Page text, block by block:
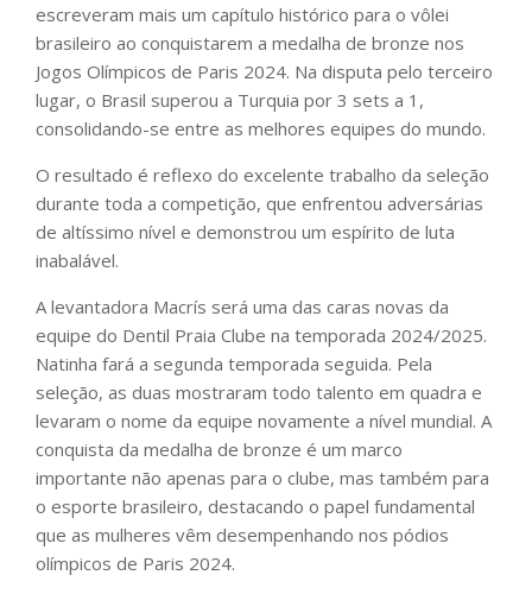
escreveram mais um capítulo histórico para o vôlei
brasileiro ao conquistarem a medalha de bronze nos
Jogos Olímpicos de Paris 2024. Na disputa pelo terceiro
lugar, o Brasil superou a Turquia por 3 sets a 1,
consolidando-se entre as melhores equipes do mundo.
O resultado é reflexo do excelente trabalho da seleção
durante toda a competição, que enfrentou adversárias
de altíssimo nível e demonstrou um espírito de luta
inabalável.
A levantadora Macrís será uma das caras novas da
equipe do Dentil Praia Clube na temporada 2024/2025.
Natinha fará a segunda temporada seguida. Pela
seleção, as duas mostraram todo talento em quadra e
levaram o nome da equipe novamente a nível mundial. A
conquista da medalha de bronze é um marco
importante não apenas para o clube, mas também para
o esporte brasileiro, destacando o papel fundamental
que as mulheres vêm desempenhando nos pódios
olímpicos de Paris 2024.